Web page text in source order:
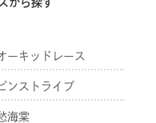
から探す
ーキッドレース
ピンストライプ
海棠